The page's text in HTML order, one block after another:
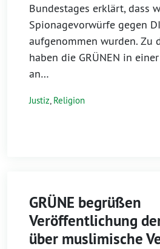
Bundestages erklärt, dass
Spionagevorwürfe gegen
aufgenommen wurden. Zu
haben die GRÜNEN in
an…
Justiz, Religion
GRÜNE begrüßen
Veröffentlichung
über muslimische